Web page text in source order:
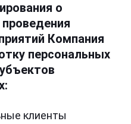
о
Компания
персональных
клиенты